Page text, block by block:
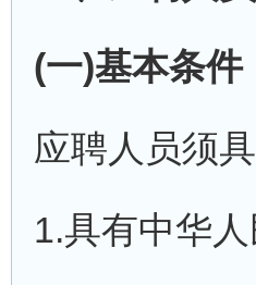
(一)基本条件
应聘人员须
1.具有中华